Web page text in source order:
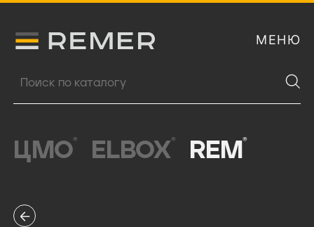
Логитип компании Remer МЕНЮ
Поиск продукции
ЦМО® ELBOX® REM ®